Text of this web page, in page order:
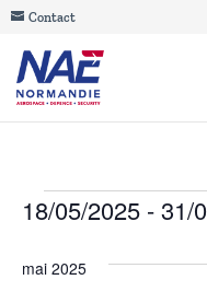
Contact
18/05/2025 - 31/
une
mai 2025